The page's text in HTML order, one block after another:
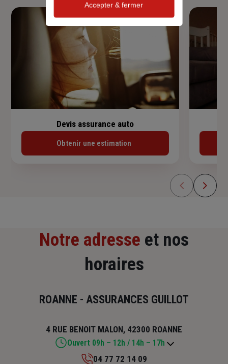
Devis assurance auto
Obtenir une estimation
Notre adresse et nos
horaires
ROANNE - ASSURANCES GUILLOT
4 RUE BENOIT MALON, 42300 ROANNE
Ouvert 09h – 12h / 14h – 17h
04 77 72 14 09
Accepter & fermer